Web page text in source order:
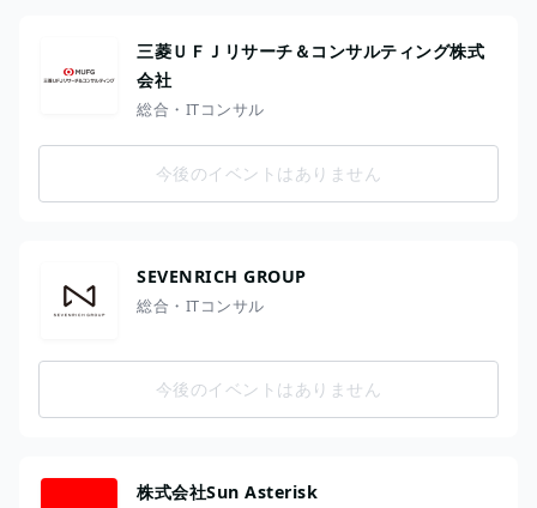
三菱ＵＦＪリサーチ＆コンサルティング株式
会社
総合・ITコンサル
今後のイベントはありません
SEVENRICH GROUP
総合・ITコンサル
今後のイベントはありません
株式会社Sun Asterisk